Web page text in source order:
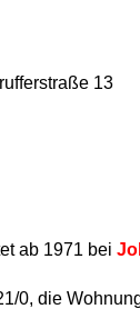
13
ab 1971 bei
0, die